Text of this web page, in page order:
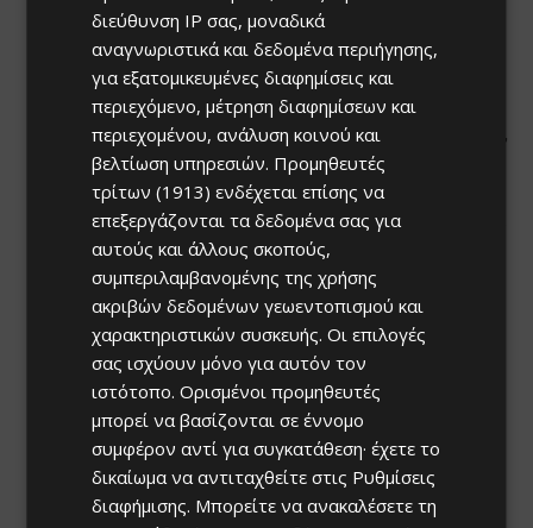
διεύθυνση IP σας, μοναδικά
αναγνωριστικά και δεδομένα περιήγησης,
για εξατομικευμένες διαφημίσεις και
περιεχόμενο, μέτρηση διαφημίσεων και
περιεχομένου, ανάλυση κοινού και
βελτίωση υπηρεσιών. Προμηθευτές
τρίτων (1913) ενδέχεται επίσης να
επεξεργάζονται τα δεδομένα σας για
αυτούς και άλλους σκοπούς,
συμπεριλαμβανομένης της χρήσης
ακριβών δεδομένων γεωεντοπισμού και
χαρακτηριστικών συσκευής. Οι επιλογές
σας ισχύουν μόνο για αυτόν τον
ιστότοπο. Ορισμένοι προμηθευτές
μπορεί να βασίζονται σε έννομο
συμφέρον αντί για συγκατάθεση· έχετε το
δικαίωμα να αντιταχθείτε στις Ρυθμίσεις
διαφήμισης. Μπορείτε να ανακαλέσετε τη